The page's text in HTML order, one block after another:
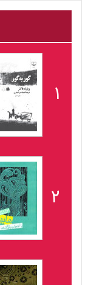
۱
۲